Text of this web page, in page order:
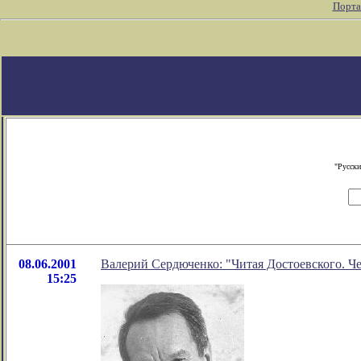
08.06.2001
15:25
Валерий Сердюченко: "Читая Достоевского.